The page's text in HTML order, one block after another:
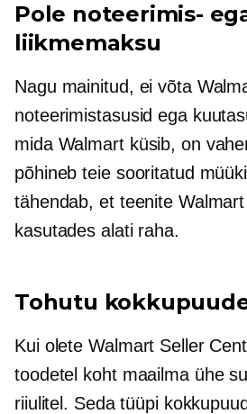
Pole noteerimis-
liikmemaksu
Nagu mainitud, ei võta
noteerimistasusid ega
mida Walmart küsib, on
põhineb teie sooritatud
tähendab, et teenite
kasutades alati raha.
Tohutu
Kui olete Walmart Seller
toodetel koht maailma ühe
riiulitel. Seda tüüpi